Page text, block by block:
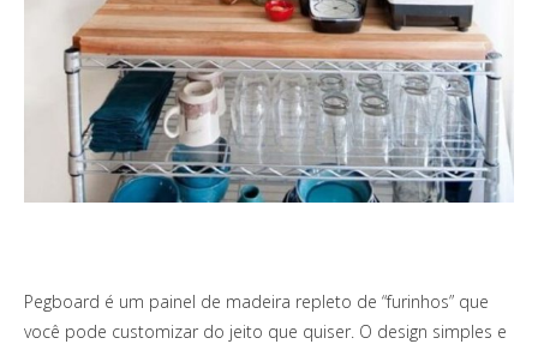
Pegboard é um painel de madeira repleto de “furinhos” que
você pode customizar do jeito que quiser. O design simples e